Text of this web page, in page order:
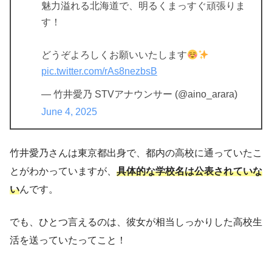
魅力溢れる北海道で、明るくまっすぐ頑張りま
す！
どうぞよろしくお願いいたします
pic.twitter.com/rAs8nezbsB
— 竹井愛乃 STVアナウンサー (@aino_arara)
June 4, 2025
竹井愛乃さんは東京都出身で、都内の高校に通っていたこ
とがわかっていますが、 具体的な学校名は公表されていな
いんです。
でも、ひとつ言えるのは、彼女が相当しっかりした高校生
活を送っていたってこと！